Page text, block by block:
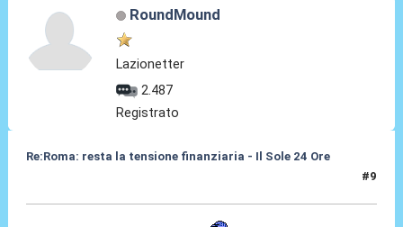
RoundMound
Lazionetter
2.487
Registrato
Re:Roma: resta la tensione finanziaria - Il Sole 24 Ore
#9